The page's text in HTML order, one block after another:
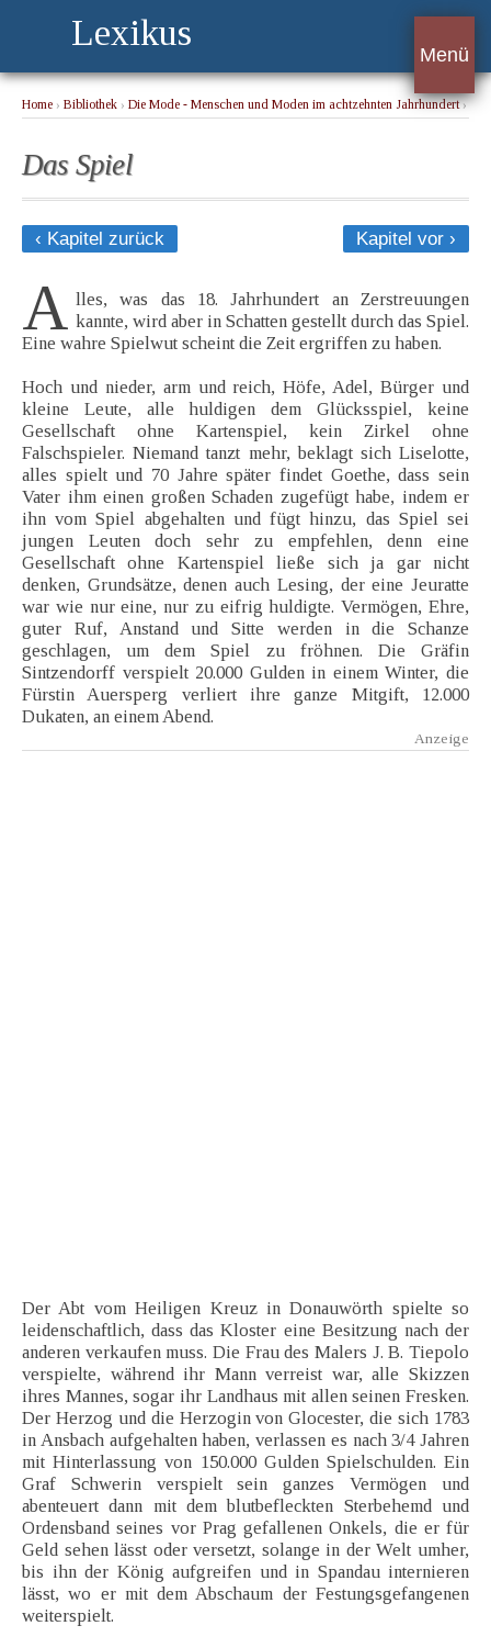
Lexikus
Menü
Home › Bibliothek › Die Mode - Menschen und Moden im achtzehnten Jahrhundert›
Das Spiel
‹ Kapitel zurück Kapitel vor ›
A lles, was das 18. Jahrhundert an Zerstreuungen
kannte, wird aber in Schatten gestellt durch das Spiel.
Eine wahre Spielwut scheint die Zeit ergriffen zu haben.
Hoch und nieder, arm und reich, Höfe, Adel, Bürger und
kleine Leute, alle huldigen dem Glücksspiel, keine
Gesellschaft ohne Kartenspiel, kein Zirkel ohne
Falschspieler. Niemand tanzt mehr, beklagt sich Liselotte,
alles spielt und 70 Jahre später findet Goethe, dass sein
Vater ihm einen großen Schaden zugefügt habe, indem er
ihn vom Spiel abgehalten und fügt hinzu, das Spiel sei
jungen Leuten doch sehr zu empfehlen, denn eine
Gesellschaft ohne Kartenspiel ließe sich ja gar nicht
denken, Grundsätze, denen auch Lesing, der eine Jeuratte
war wie nur eine, nur zu eifrig huldigte. Vermögen, Ehre,
guter Ruf, Anstand und Sitte werden in die Schanze
geschlagen, um dem Spiel zu fröhnen. Die Gräfin
Sintzendorff verspielt 20.000 Gulden in einem Winter, die
Fürstin Auersperg verliert ihre ganze Mitgift, 12.000
Dukaten, an einem Abend.
Der Abt vom Heiligen Kreuz in Donauwörth spielte so
leidenschaftlich, dass das Kloster eine Besitzung nach der
anderen verkaufen muss. Die Frau des Malers J. B. Tiepolo
verspielte, während ihr Mann verreist war, alle Skizzen
ihres Mannes, sogar ihr Landhaus mit allen seinen Fresken.
Der Herzog und die Herzogin von Glocester, die sich 1783
in Ansbach aufgehalten haben, verlassen es nach 3/4 Jahren
mit Hinterlassung von 150.000 Gulden Spielschulden. Ein
Graf Schwerin verspielt sein ganzes Vermögen und
abenteuert dann mit dem blutbefleckten Sterbehemd und
Ordensband seines vor Prag gefallenen Onkels, die er für
Geld sehen lässt oder versetzt, solange in der Welt umher,
bis ihn der König aufgreifen und in Spandau internieren
lässt, wo er mit dem Abschaum der Festungsgefangenen
weiterspielt.